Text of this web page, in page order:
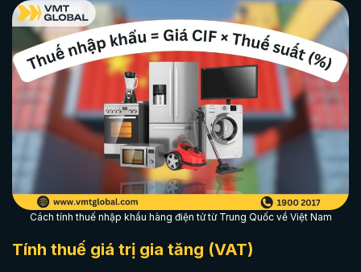
Cách tính thuế nhập khẩu hàng điện tử từ Trung Quốc về Việt Nam
Tính thuế giá trị gia tăng (VAT)